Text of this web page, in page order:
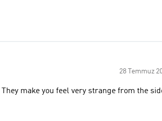
28 Temmuz
make you feel very strange from the